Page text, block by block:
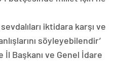
iktidara karşı ve
söyleyebilendir’
Başkanı ve Genel İdare